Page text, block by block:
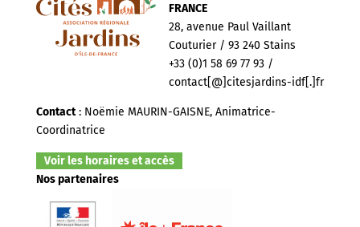
FRANCE
28, avenue Paul Vaillant
Couturier / 93 240 Stains
+33 (0)1 58 69 77 93 /
contact[@]citesjardins-idf[.]fr
Contact: Noëmie MAURIN-GAISNE, Animatrice-
Coordinatrice
Voir les horaires et accès
Nos partenaires